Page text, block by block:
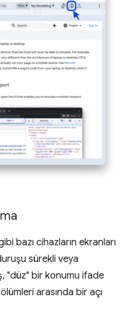
bazı cihazların ekranları
sürekli veya
"düz" bir konumu ifade
arasında bir açı